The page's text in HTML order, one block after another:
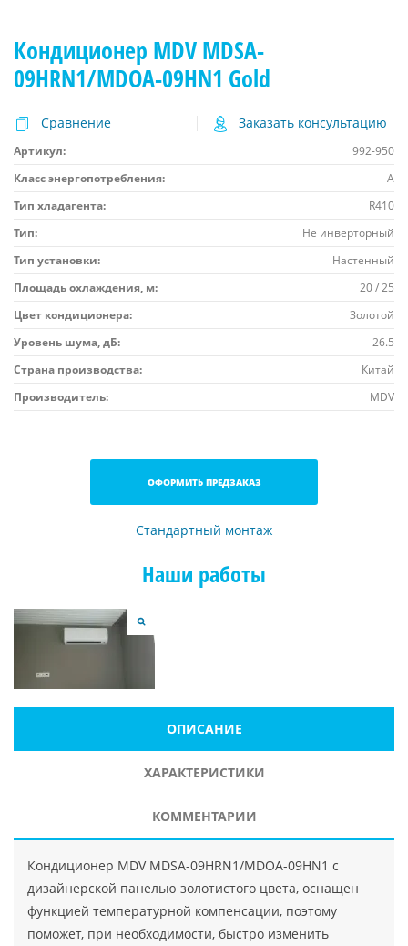
Кондиционер MDV MDSA-
09HRN1/MDOA-09HN1 Gold
Сравнение Заказать консультацию
Артикул:
992-950
Класс энергопотребления:
A
Тип хладагента:
R410
Тип:
Не инверторный
Тип установки:
Настенный
Площадь охлаждения, м:
20 / 25
Цвет кондиционера:
Золотой
Уровень шума, дБ:
26.5
Страна производства:
Китай
Производитель:
MDV
ОФОРМИТЬ ПРЕДЗАКАЗ
Стандартный монтаж
Наши работы
ОПИСАНИЕ
ХАРАКТЕРИСТИКИ
КОММЕНТАРИИ
Кондиционер MDV MDSA-09HRN1/MDOA-09HN1 с
дизайнерской панелью золотистого цвета, оснащен
функцией температурной компенсации, поэтому
поможет, при необходимости, быстро изменить